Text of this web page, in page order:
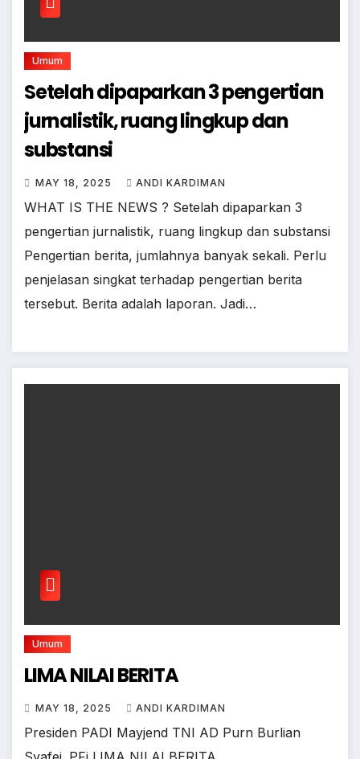
Umum
Setelah dipaparkan 3 pengertian
jurnalistik, ruang lingkup dan
substansi
MAY 18, 2025 ANDI KARDIMAN
WHAT IS THE NEWS ? Setelah dipaparkan 3
pengertian jurnalistik, ruang lingkup dan substansi
Pengertian berita, jumlahnya banyak sekali. Perlu
penjelasan singkat terhadap pengertian berita
tersebut. Berita adalah laporan. Jadi…
Umum
LIMA NILAI BERITA
MAY 18, 2025 ANDI KARDIMAN
Presiden PADI Mayjend TNI AD Purn Burlian